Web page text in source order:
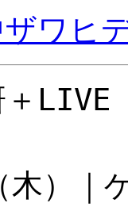
ザワヒ
LIVE
）｜